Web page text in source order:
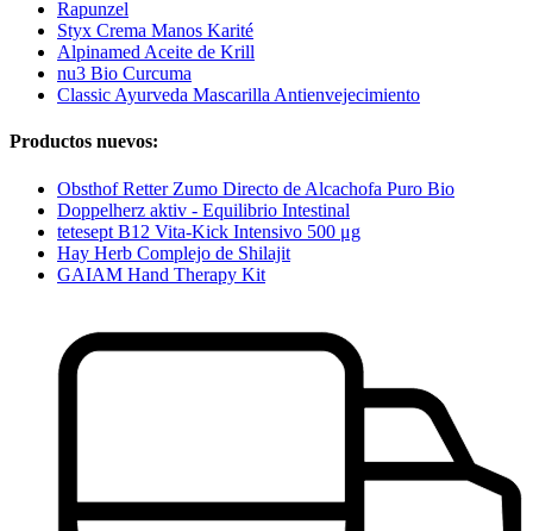
Rapunzel
Styx Crema Manos Karité
Alpinamed Aceite de Krill
nu3 Bio Curcuma
Classic Ayurveda Mascarilla Antienvejecimiento
Productos nuevos:
Obsthof Retter Zumo Directo de Alcachofa Puro Bio
Doppelherz aktiv - Equilibrio Intestinal
tetesept B12 Vita-Kick Intensivo 500 μg
Hay Herb Complejo de Shilajit
GAIAM Hand Therapy Kit